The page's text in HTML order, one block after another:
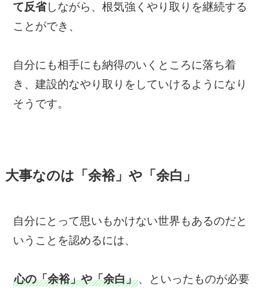
て反省しながら、根気強くやり取りを継続する
ことができ、
自分にも相手にも納得のいくところに落ち着
き、建設的なやり取りをしていけるようになり
そうです。
大事なのは「余裕」や「余白」
自分にとって思いもかけない世界もあるのだと
いうことを認めるには、
心の「余裕」や「余白」、といったものが必要